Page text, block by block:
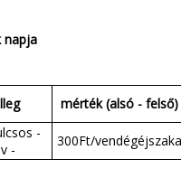
napja
mérték (alsó - felső)
-
-
300Ft/vendégéjszaka